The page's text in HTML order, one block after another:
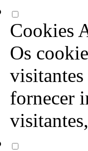
Cookies
Os
visitantes
fornecer